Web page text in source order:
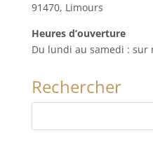
91470, Limours
Heures d’ouverture
Du lundi au samedi : sur
Rechercher